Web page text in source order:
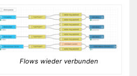
Flows wieder verbunden